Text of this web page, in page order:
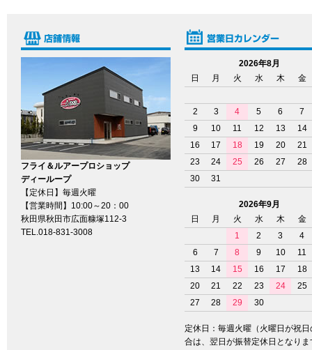
フライ＆ルアープロショップ
ディーループ
【定休日】毎週火曜
【営業時間】10:00～20：00
秋田県秋田市広面糠塚112-3
TEL.018-831-3008
2026年8月
日
月 火 水 木 金
2 3 4 5 6
7
9
10 11 12 13
14
16
17 18 19 20
21
23
24 25 26 27
28
30
31
2026年9月
日
月 火 水 木
金
1
2 3
4
6
7 8 9 10
11
13
14 15 16 17
18
20
21 22 23 24
25
27
28 29 30
定休日：毎週火曜（火曜日が祝日
合は、翌日が振替定休日となりま